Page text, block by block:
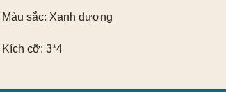
Màu sắc: Xanh dương
Kích cỡ: 3*4